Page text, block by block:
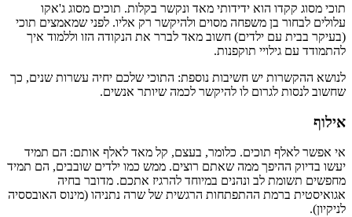
תוכי מסוג קקדו הוא ידידותי מאד ונקשר בקלות. תוכים מסוג ג'אקו
עלולים לבחור בן משפחה מסוים ולהיקשר רק אליו. לפני שמאמצים תוכי
(בעיקר בבית עם ילדים) חשוב מאד לברר את הנקודה הזו וללמוד איך
להתמודד עם גילויי תוקפנות.
לנושא ההקשרות יש חשיבות נוספת: התוכי שלכם יחיה עשרות שנים, כך
שחשוב לנסות לגרום לו להיקשר לכמה שיותר אנשים.
אילוף
אי אפשר לאלף תוכים. כלומר, בעצם, קל מאד לאלף אותם: הם תמיד
יעשו בדיוק ההיפך ממה שאתם רוצים. ממש כמו ילדים שובבים, הם תמיד
מחפשים תשומת לב ונהנים במיוחד להרגיז אתכם. מדובר בחיה
אגואיסטית ברמת ההתפתחות הרגשית של שרה נתניהו (מינוס האובססיה
לניקיון).